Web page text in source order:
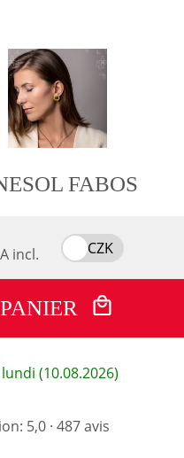
FABOS
incl. CZK
(10.08.2026)
5,0 · 487 avis